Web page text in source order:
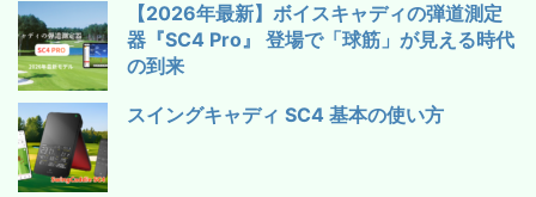
【2026年最新】ボイスキャディの弾道測定
器『SC4 Pro』 登場で「球筋」が見える時代
の到来
スイングキャディ SC4 基本の使い方